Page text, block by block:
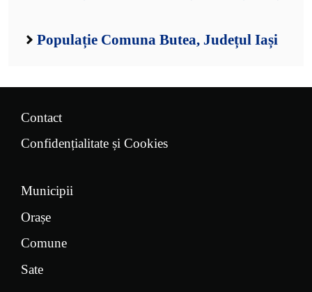
Populație Comuna Butea, Județul Iași
Contact
Confidențialitate și Cookies
Municipii
Orașe
Comune
Sate